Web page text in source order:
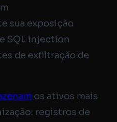
sua exposição
SQL injection
de exfiltração de
os ativos mais
registros de